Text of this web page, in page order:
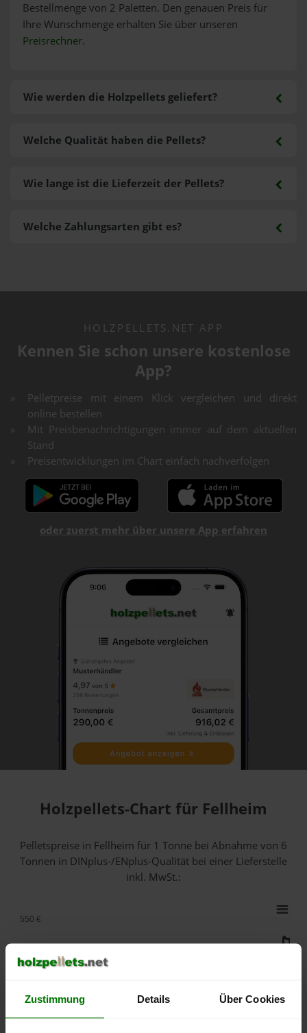
Zustimmung Details Über Cookies
Bestellmenge von 2 Paletten. Den genauen Preis für
Ihre Wunschmenge erhalten Sie über unseren
Preisrechner.
Wie werden die Holzpellets geliefert?
Welche Zahlungsarten gibt es?
Welche Qualität haben die Pellets?
Wie lange ist die Lieferzeit der Pellets?
HOLZPELLETS.NET APP
Kennen Sie schon unsere kostenlose
App?
Pelletpreise mit einem Klick vergleichen und direkt
online bestellen
Mit Preisbenachrichtigungen immer auf dem aktuellen
Stand
Preisentwicklungen im Chart einfach nachverfolgen
oder zuerst mehr über unsere App erfahren
Holzpellets-Chart für Fellheim
Pelletspreise in Fellheim für 1 Tonne bei Abnahmevon 6
Tonnen in DINplus-/ENplus-Qualität bei einer Lieferstelle
inkl. MwSt.:
550 €